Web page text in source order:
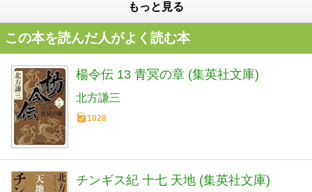
もっと見る
この本を読んだ人がよく読む本
楊令伝 13 青冥の章 (集英社文庫)
北方謙三
1028
チンギス紀 十七 天地 (集英社文庫)